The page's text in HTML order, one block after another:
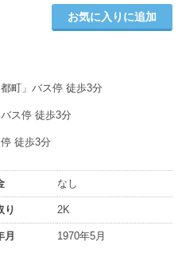
お気に入りに追加
町」バス停 徒歩3分
ス停 徒歩3分
徒歩3分
なし
り 2K
月 1970年5月